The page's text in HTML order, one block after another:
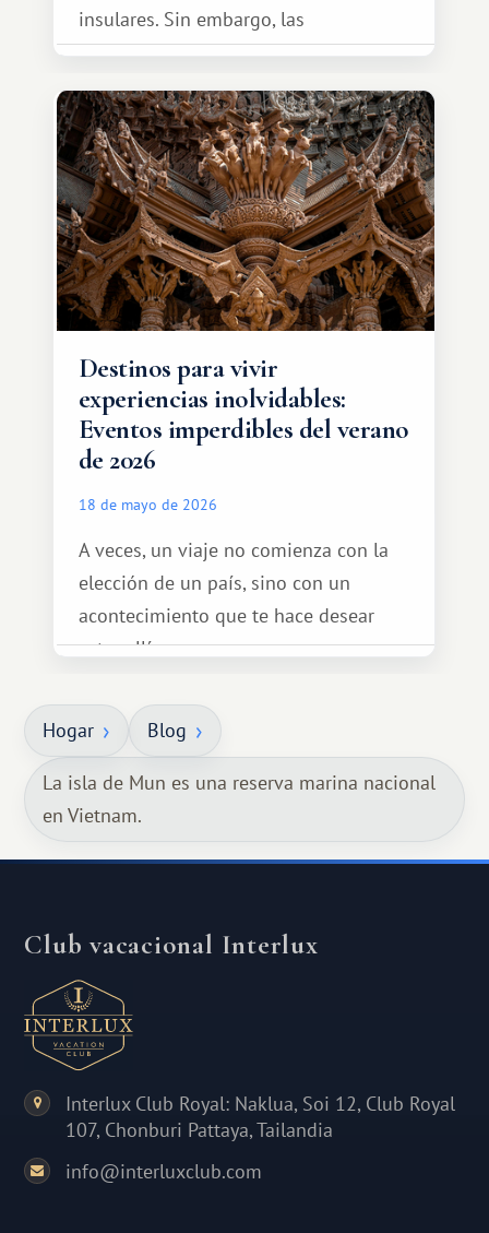
insulares. Sin embargo, las
oportunidades que ofrece el sistema
de intercambio son mucho más
amplias. Entre ellas se encuentra
África, un continente que ofrece una
experiencia de viaje completamente
diferente.
Destinos para vivir
experiencias inolvidables:
Eventos imperdibles del verano
de 2026
18 de mayo de 2026
A veces, un viaje no comienza con la
elección de un país, sino con un
acontecimiento que te hace desear
estar allí...
Hogar Blog
La isla de Mun es una reserva marina nacional
en Vietnam.
Club vacacional Interlux
Interlux Club Royal: Naklua, Soi 12, Club Royal
107, Chonburi Pattaya, Tailandia
info@interluxclub.com